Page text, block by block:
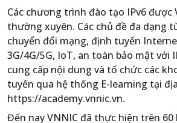
Các chương trình đào tạo IPv6 được
thường xuyên. Các chủ đề đa dạng
chuyển đổi mạng, định tuyến
3G/4G/5G, IoT, an toàn bảo mật với
cung cấp nội dung và tổ chức các
tuyến qua hệ thống E-learning tại
https://academy.vnnic.vn.
Đến nay VNNIC đã thực hiện trên